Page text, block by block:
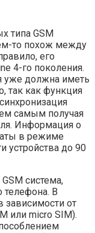
типа GSM
то похож между
его
4-го поколения.
уже должна иметь
так как функция
самым получая
Информация о
в режиме
устройства до 90
система,
телефона. В
зависимости от
или micro SIM).